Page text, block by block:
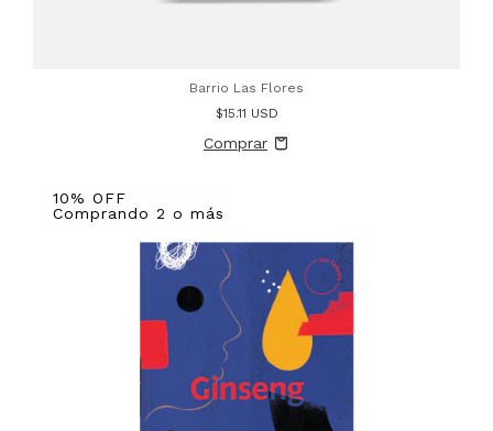
Barrio Las Flores
$15.11 USD
10% OFF
Comprando 2 o más